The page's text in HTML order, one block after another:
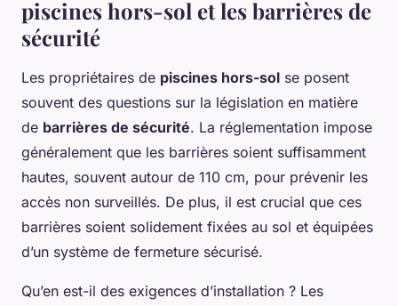
piscines hors-sol et les barrières de
sécurité
Les propriétaires de piscines hors-sol se posent
souvent des questions sur la législation en matière
de barrières de sécurité. La réglementation impose
généralement que les barrières soient suffisamment
hautes, souvent autour de 110 cm, pour prévenir les
accès non surveillés. De plus, il est crucial que ces
barrières soient solidement fixées au sol et équipées
d’un système de fermeture sécurisé.
Qu’en est-il des exigences d’installation ? Les